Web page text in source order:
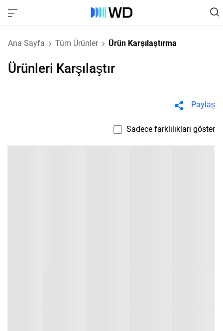
Ana Sayfa Tüm Ürünler Ürün Karşılaştırma
Ürünleri Karşılaştır
Paylaş
Sadece farklılıkları göster